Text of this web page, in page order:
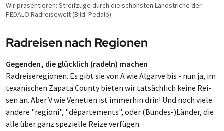
Radreisen nach Regionen
Gegenden, die glücklich (radeln) machen
Radreiseregionen. Es gibt sie von A wie Al­gar­ve bis - nun ja, im
te­xa­ni­schen Za­pa­ta County bie­ten wir tat­säch­lich keine Rei­
sen an. Aber V wie Ve­ne­tien ist immer­hin drin! Und noch vie­le
an­de­re "regi­oni", "dépar­te­ments", oder (Bundes-)Länder, die
alle über ganz spe­ziel­le Rei­ze ver­fügen.
Wir prä­sen­tieren: Streif­züge durch die schöns­ten Land­stri­che der
PEDALO Rad­rei­se­welt (Bild: Pedalo)